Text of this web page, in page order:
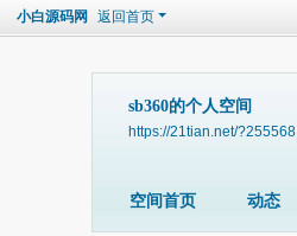
小白源码网 返回首页
sb360的个人空间
https://21tian.net/?255568
空间首页 动态